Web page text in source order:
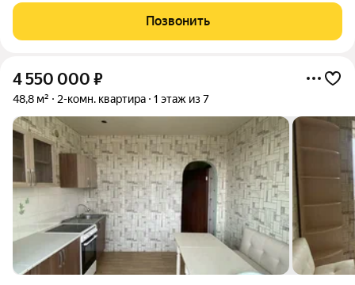
свежий современный ремонт, поэтому
Позвонить
4 550 000 ₽
48,8 м² 2-комн. квартира 1 этаж из 7